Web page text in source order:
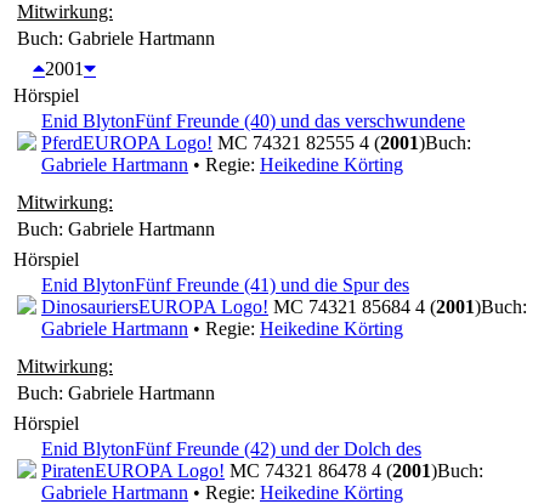
Mitwirkung:
Buch: Gabriele Hartmann
2001
Hörspiel
Enid BlytonFünf Freunde (40) und das verschwundene
PferdEUROPA Logo! MC 74321 82555 4 (2001)Buch:
Gabriele Hartmann • Regie: Heikedine Körting
Mitwirkung:
Buch: Gabriele Hartmann
Hörspiel
Enid BlytonFünf Freunde (41) und die Spur des
DinosauriersEUROPA Logo! MC 74321 85684 4 (2001)Buch:
Gabriele Hartmann • Regie: Heikedine Körting
Mitwirkung:
Buch: Gabriele Hartmann
Hörspiel
Enid BlytonFünf Freunde (42) und der Dolch des
PiratenEUROPA Logo! MC 74321 86478 4 (2001)Buch:
Gabriele Hartmann • Regie: Heikedine Körting